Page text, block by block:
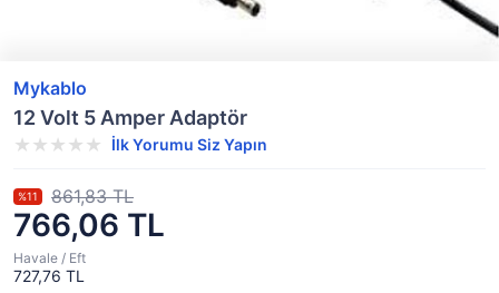
Mykablo
12 Volt 5 Amper Adaptör
İlk Yorumu Siz Yapın
766,06 TL
%11 861,83 TL
Havale / Eft
727,76 TL